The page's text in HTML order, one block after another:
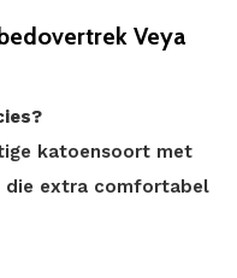
Veya
katoensoort met
die extra comfortabel